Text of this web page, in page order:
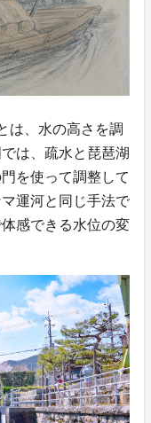
は、水の高さを調
は、疏水と琵琶湖
を使って調整して
運河と同じ手法で
感できる水位の変